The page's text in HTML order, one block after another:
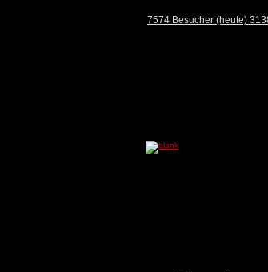
7574 Besucher (heute)